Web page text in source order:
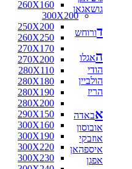
260X160
300X200
250X200
260X250
270X170
270X200
280X110
280X180
280X190
280X200
290X150
300X160
300X190
300X220
300X230
גושאגאן
דורוחש
האגלו
הודי
הולביין
הריז
אבאדה
אובוסון
אוזבקי
איספהאן
אפגן